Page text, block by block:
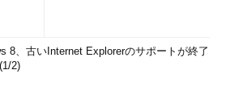
8、古いInternet Explorerのサポートが終了
2)